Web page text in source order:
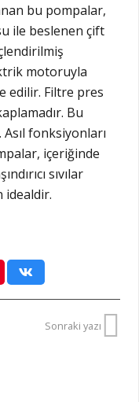
bu pompalar,
ile beslenen çift
motoruyla
edilir. Filtre pres
Bu
fonksiyonları
içeriğinde
sıvılar
idealdir.
Sonraki yazı